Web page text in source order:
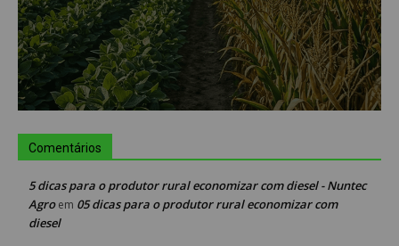
Comentários
5 dicas para o produtor rural economizar com diesel - Nuntec
Agroem 05 dicas para o produtor rural economizar com
diesel